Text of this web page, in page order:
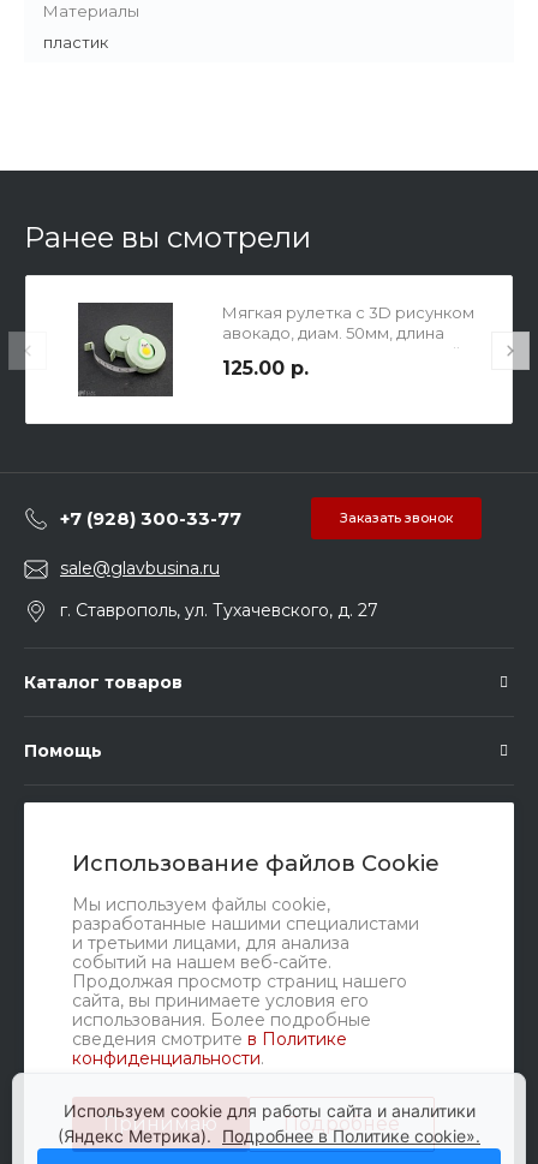
Использование файлов Cookie
Мы используем файлы cookie,
разработанные нашими специалистами
и третьими лицами, для анализа
событий на нашем веб-сайте.
Продолжая просмотр страниц нашего
сайта, вы принимаете условия его
использования. Более подробные
сведения смотрите в Политике
конфиденциальности.
Принимаю Подробнее
Материалы
пластик
Ранее вы смотрели
Мягкая рулетка с 3D рисунком
авокадо, диам. 50мм, длина
рулетки 150 см, цвет зеленый
125.00 р.
+7 (928) 300-33-77 Заказать звонок
sale@glavbusina.ru
г. Ставрополь, ул. Тухачевского, д. 27
Каталог товаров
Помощь
Мы в соц. сетях
Используем cookie для работы сайта и аналитики
(Яндекс Метрика). Подробнее в Политике cookie».